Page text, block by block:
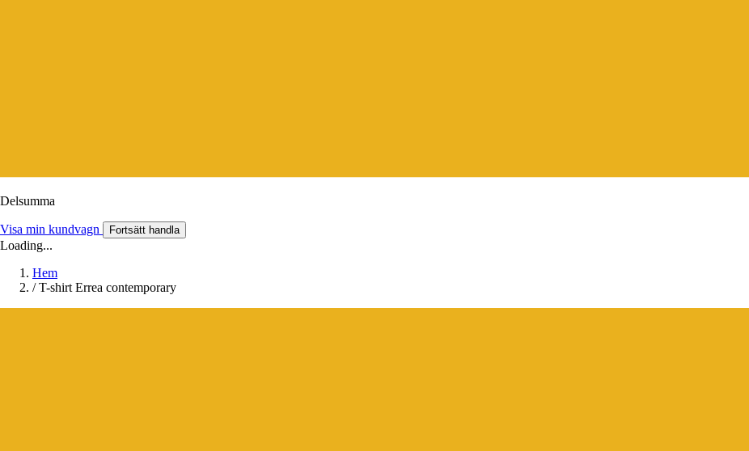
Delsumma
Visa min kundvagn Fortsätt handla
Loading...
Hem
/ T-shirt Errea contemporary